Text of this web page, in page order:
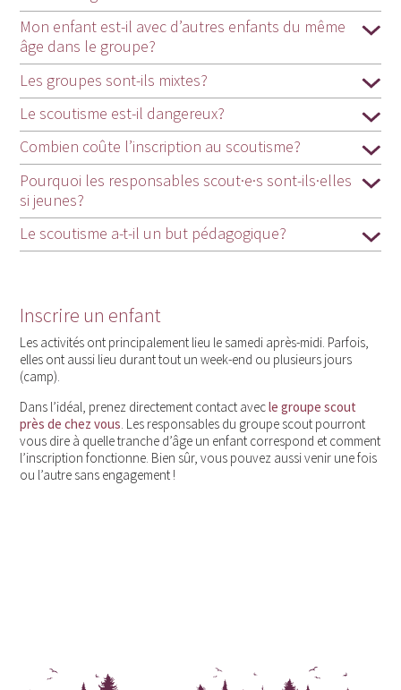
Mon enfant est-il avec d’autres enfants du même
âge dans le groupe?
Les groupes sont-ils mixtes?
Le scoutisme est-il dangereux?
Combien coûte l’inscription au scoutisme?
Pourquoi les responsables scout·e·s sont-ils·elles
si jeunes?
Le scoutisme a-t-il un but pédagogique?
Inscrire un enfant
Les activités ont principalement lieu le samedi après-midi. Parfois,
elles ont aussi lieu durant tout un week-end ou plusieurs jours
(camp).
Dans l’idéal, prenez directement contact avecle groupe scout
près de chez vous. Les responsables du groupe scout pourront
vous dire à quelle tranche d’âge un enfant correspond et comment
l’inscription fonctionne. Bien sûr, vous pouvez aussi venir une fois
ou l’autre sans engagement !